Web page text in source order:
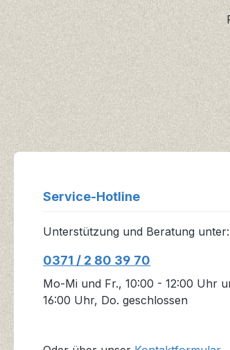
Service-Hotline
Unterstützung und Beratung unter:
0371 / 2 80 39 70
Mo-Mi und Fr., 10:00 - 12:00 Uhr
16:00 Uhr, Do. geschlossen